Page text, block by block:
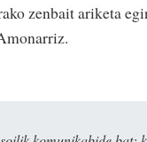
zenbait ariketa